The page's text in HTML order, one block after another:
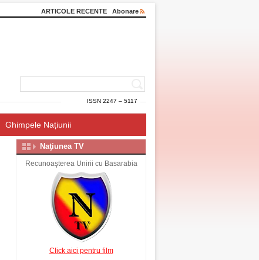
ARTICOLE RECENTE Abonare
ISSN 2247 – 5117
Ghimpele Națiunii
Naţiunea TV
Recunoaşterea Unirii cu Basarabia
Click aici pentru film